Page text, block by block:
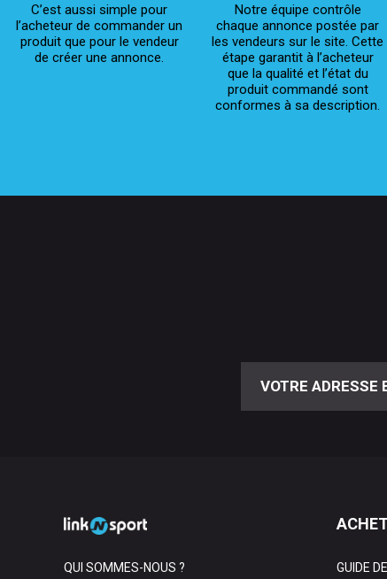
C’est aussi simple pour
l’acheteur de commander un
produit que pour le vendeur
de créer une annonce.
Notre équipe contrôle
chaque annonce postée par
les vendeurs sur le site. Cette
étape garantit à l’acheteur
que la qualité et l’état du
produit commandé sont
conformes à sa description.
QUI SOMMES-NOUS ? GUIDE